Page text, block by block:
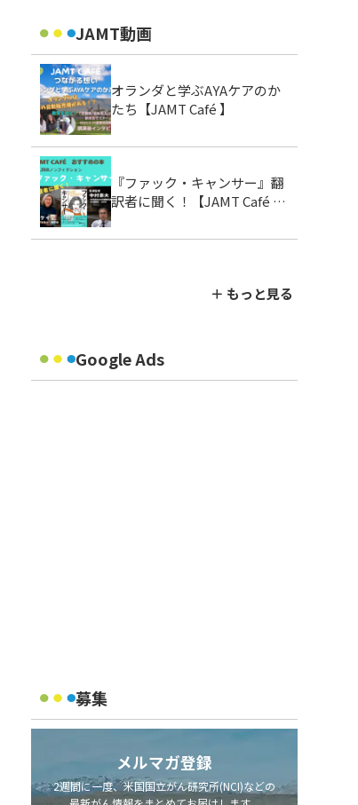
JAMT動画
オランダと学ぶAYAケアのか
たち【JAMT Café 】
『ファック・キャンサー』翻
訳者に聞く！【JAMT Café お
＋ もっと見る
Google Ads
募集
メルマガ登録
2週間に一度、米国国立がん研究所(NCI)などの